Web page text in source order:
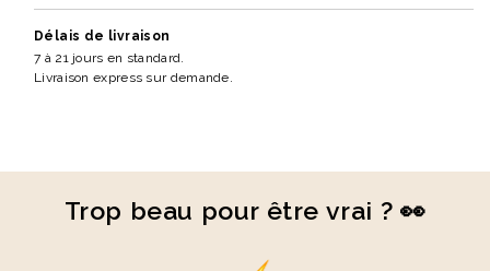
Délais de livraison
7 à 21 jours en standard.
Livraison express sur demande.
Trop beau pour être vrai ? 👀